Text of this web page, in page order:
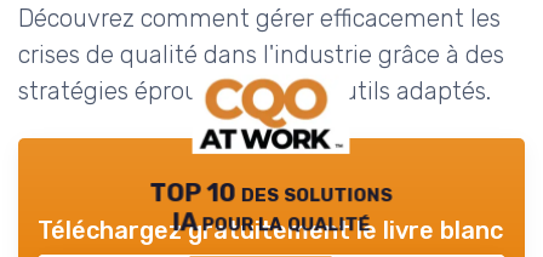
Découvrez comment gérer efficacement les
crises de qualité dans l'industrie grâce à des
stratégies éprouvées et des outils adaptés.
TOP 10 des solutions
IA pour la qualité
Téléchargez gratuitement le livre blanc